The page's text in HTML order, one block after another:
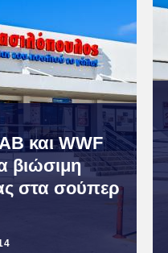
και WWF
βιώσιμη
στα σούπερ